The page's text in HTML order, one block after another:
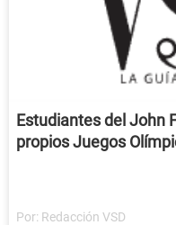
Estudiantes del John
propios Juegos
Por: Redacción VSD